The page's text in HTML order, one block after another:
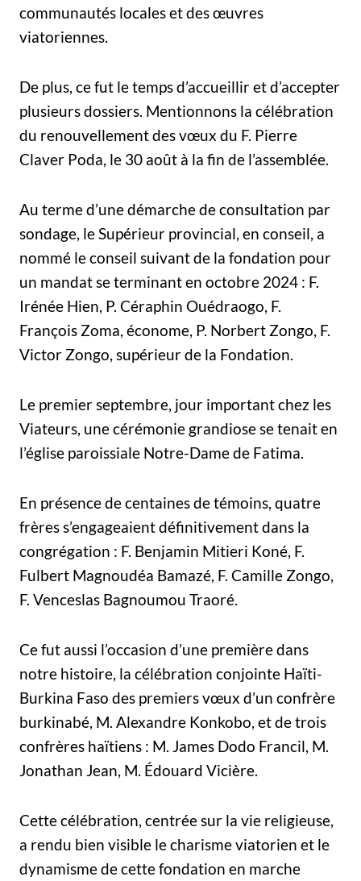
communautés locales et des œuvres
viatoriennes.
De plus, ce fut le temps d’accueillir et d’accepter
plusieurs dossiers. Mentionnons la célébration
du renouvellement des vœux du F. Pierre
Claver Poda, le 30 août à la fin de l’assemblée.
Au terme d’une démarche de consultation par
sondage, le Supérieur provincial, en conseil, a
nommé le conseil suivant de la fondation pour
un mandat se terminant en octobre 2024 : F.
Irénée Hien, P. Céraphin Ouédraogo, F.
François Zoma, économe, P. Norbert Zongo, F.
Victor Zongo, supérieur de la Fondation.
Le premier septembre, jour important chez les
Viateurs, une cérémonie grandiose se tenait en
l’église paroissiale Notre-Dame de Fatima.
En présence de centaines de témoins, quatre
frères s’engageaient définitivement dans la
congrégation : F. Benjamin Mitieri Koné, F.
Fulbert Magnoudéa Bamazé, F. Camille Zongo,
F. Venceslas Bagnoumou Traoré.
Ce fut aussi l’occasion d’une première dans
notre histoire, la célébration conjointe Haïti-
Burkina Faso des premiers vœux d’un confrère
burkinabé, M. Alexandre Konkobo, et de trois
confrères haïtiens : M. James Dodo Francil, M.
Jonathan Jean, M. Édouard Vicière.
Cette célébration, centrée sur la vie religieuse,
a rendu bien visible le charisme viatorien et le
dynamisme de cette fondation en marche